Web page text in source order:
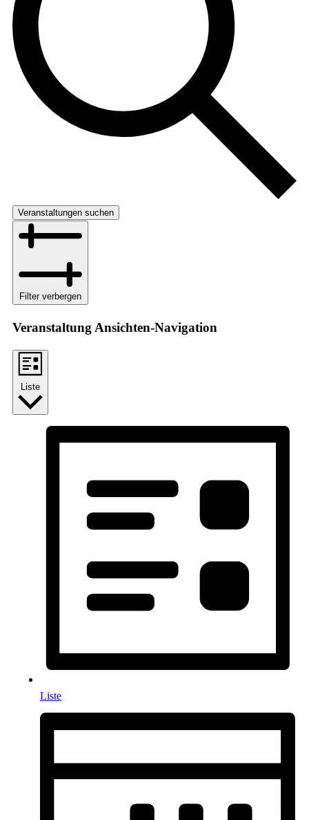
Veranstaltungen suchen
Filter verbergen
Veranstaltung Ansichten-Navigation
Liste
Liste